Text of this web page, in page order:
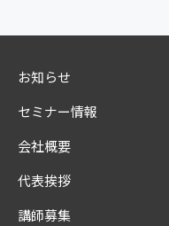
お知らせ
セミナー情報
会社概要
代表挨拶
講師募集